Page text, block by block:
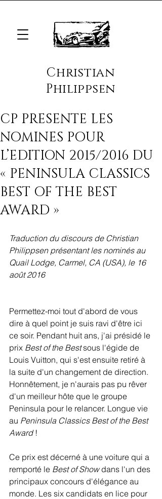
Christian
Philippsen
CP PRESENTE LES
NOMINES POUR
L’EDITION 2015/2016 DU
« PENINSULA CLASSICS
BEST OF THE BEST
AWARD »
Traduction du discours de Christian
Philippsen présentant les nominés au
Quail Lodge, Carmel, CA (USA), le 16
août 2016
Permettez-moi tout d'abord de vous
dire à quel point je suis ravi d'être ici
ce soir. Pendant huit ans, j'ai présidé le
prix Best of the Best sous l'égide de
Louis Vuitton, qui s'est ensuite retiré à
la suite d'un changement de direction.
Honnêtement, je n'aurais pas pu rêver
d'un meilleur hôte que le groupe
Peninsula pour le relancer. Longue vie
au Peninsula Classics Best of the Best
Award !
Ce prix est décerné à une voiture qui a
remporté le Best of Show dans l'un des
principaux concours d'élégance au
monde. Les six candidats en lice pour